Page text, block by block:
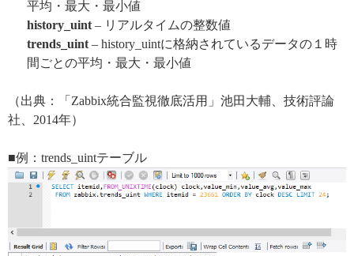
平均・最大・最小値
history_uint – リアルタイムの整数値
trends_uint – history_uintに格納されているデータの１時
間ごとの平均・最大・最小値
（出典：「Zabbix統合監視徹底活用」池田大輔、技術評論
社、2014年）
■例：trends_uintテーブル